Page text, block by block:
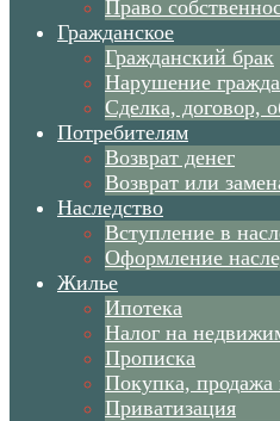
Право
Гражданское
Гражданский брак
Нарушение
Сделка, договор,
Потребителям
Возврат денег
Возврат или
Наследство
Вступление в
Оформление
Жилье
Ипотека
Налог на
Прописка
Покупка, продажа
Приватизация